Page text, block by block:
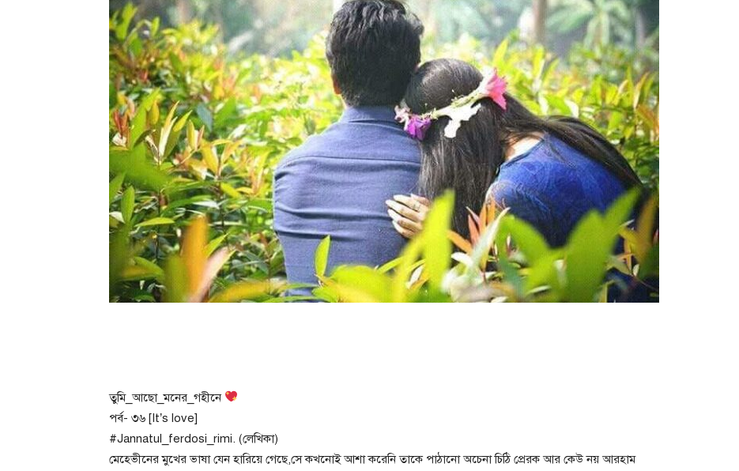
তুমি_আছো_মনের_গহীনে
পর্ব- ৩৬ [It’s love]
#Jannatul_ferdosi_rimi. (লেখিকা)
মেহেভীনের মুখের ভাষা যেন হারিয়ে গেছে,সে কখনোই আশা করেনি তাকে পাঠানো অচেনা চিঠি প্রেরক আর কেউ নয় আরহাম